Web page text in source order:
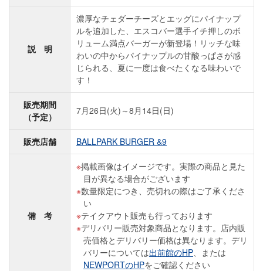
説 明
濃厚なチェダーチーズとエッグにパイナップ
ルを追加した、エスコバー選手イチ押しのボ
リューム満点バーガーが新登場！リッチな味
わいの中からパイナップルの甘酸っぱさが感
じられる、夏に一度は食べたくなる味わいで
す！
販売期間
（予定）
7月26日(火)～8月14日(日)
販売店舗 BALLPARK BURGER &9
備 考
掲載画像はイメージです。実際の商品と見た
目が異なる場合がございます
数量限定につき、売切れの際はご了承くださ
い
テイクアウト販売も行っております
デリバリー販売対象商品となります。店内販
売価格とデリバリー価格は異なります。デリ
バリーについては出前館のHP、または
NEWPORTのHPをご確認ください